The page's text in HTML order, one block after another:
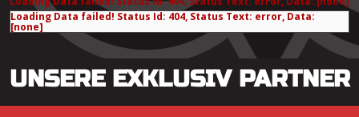
Loading Data failed! Status Id: 404, Status Text: error, Data:
[none]
UNSERE EXKLUSIV PARTNER